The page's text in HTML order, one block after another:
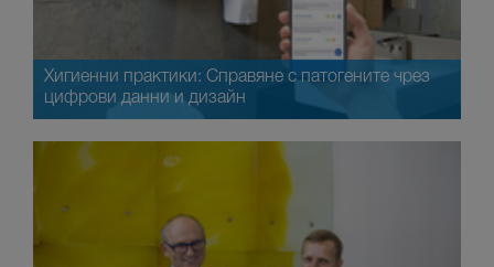
Хигиенни практики: Справяне с патогените чрез
цифрови данни и дизайн